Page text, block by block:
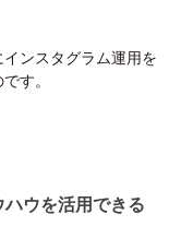
ンスタグラム運用を
す。
ウを活用できる